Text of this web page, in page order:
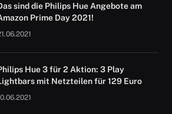
sind die Philips Hue Angebote am
Prime Day 2021!
Hue 3 für 2 Aktion: 3 Play
mit Netzteilen für 129 Euro